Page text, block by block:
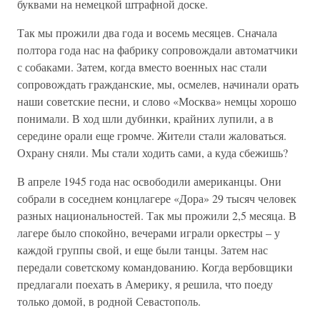
буквами на немецкой штрафной доске.
Так мы прожили два года и восемь месяцев. Сначала
полтора года нас на фабрику сопровождали автоматчики
с собаками. Затем, когда вместо военных нас стали
сопровождать гражданские, мы, осмелев, начинали орать
наши советские песни, и слово «Москва» немцы хорошо
понимали. В ход шли дубинки, крайних лупили, а в
середине орали еще громче. Жители стали жаловаться.
Охрану сняли. Мы стали ходить сами, а куда сбежишь?
В апреле 1945 года нас освободили американцы. Они
собрали в соседнем концлагере «Дора» 29 тысяч человек
разных национальностей. Так мы прожили 2,5 месяца. В
лагере было спокойно, вечерами играли оркестры – у
каждой группы свой, и еще были танцы. Затем нас
передали советскому командованию. Когда вербовщики
предлагали поехать в Америку, я решила, что поеду
только домой, в родной Севастополь.